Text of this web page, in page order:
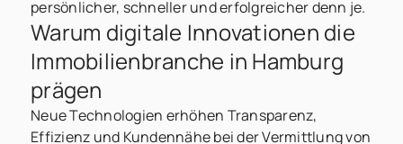
persönlicher, schneller und erfolgreicher denn je.
Warum digitale Innovationen die
Immobilienbranche in Hamburg
prägen
Neue Technologien erhöhen Transparenz,
Effizienz und Kundennähe bei der Vermittlung von